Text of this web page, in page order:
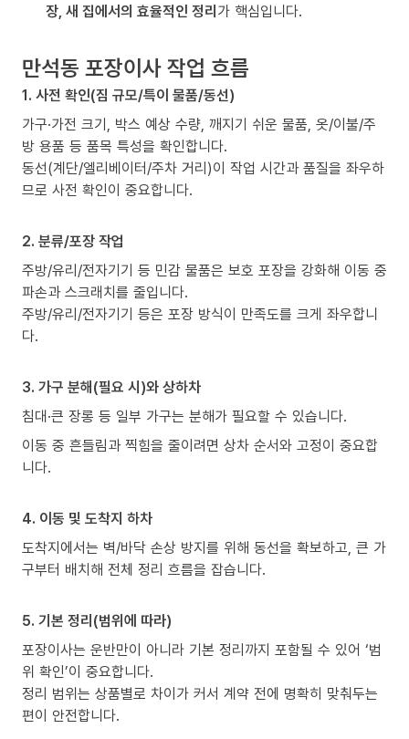
장, 새 집에서의 효율적인 정리가 핵심입니다.
만석동 포장이사 작업 흐름
1. 사전 확인(짐 규모/특이 물품/동선)
가구·가전 크기, 박스 예상 수량, 깨지기 쉬운 물품, 옷/이불/주
방 용품 등 품목 특성을 확인합니다.
동선(계단/엘리베이터/주차 거리)이 작업 시간과 품질을 좌우하
므로 사전 확인이 중요합니다.
2. 분류/포장 작업
주방/유리/전자기기 등 민감 물품은 보호 포장을 강화해 이동 중
파손과 스크래치를 줄입니다.
주방/유리/전자기기 등은 포장 방식이 만족도를 크게 좌우합니
다.
3. 가구 분해(필요 시)와 상하차
침대·큰 장롱 등 일부 가구는 분해가 필요할 수 있습니다.
이동 중 흔들림과 찍힘을 줄이려면 상차 순서와 고정이 중요합
니다.
4. 이동 및 도착지 하차
도착지에서는 벽/바닥 손상 방지를 위해 동선을 확보하고, 큰 가
구부터 배치해 전체 정리 흐름을 잡습니다.
5. 기본 정리(범위에 따라)
포장이사는 운반만이 아니라 기본 정리까지 포함될 수 있어 ‘범
위 확인’이 중요합니다.
정리 범위는 상품별로 차이가 커서 계약 전에 명확히 맞춰두는
편이 안전합니다.